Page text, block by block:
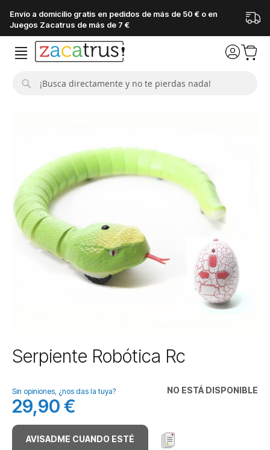
Envío a domicilio gratis en pedidos de más de 50 € o en
Juegos Zacatrus de más de 7 €
imágenes
Saltar
al
de
la
galería
de
imágenes
Serpiente Robótica Rc
NO ESTÁ DISPONIBLE
Sin opiniones, ¿nos das la tuya?
29,90 €
AVISADME CUANDO ESTÉ